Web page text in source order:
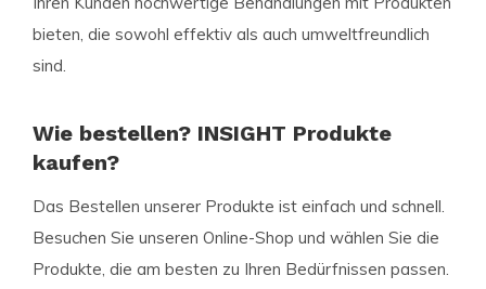
bieten, die sowohl effektiv als auch umweltfreundlich
sind.
Wie bestellen? INSIGHT Produkte
kaufen?
Das Bestellen unserer Produkte ist einfach und schnell.
Besuchen Sie unseren Online-Shop und wählen Sie die
Produkte, die am besten zu Ihren Bedürfnissen passen.